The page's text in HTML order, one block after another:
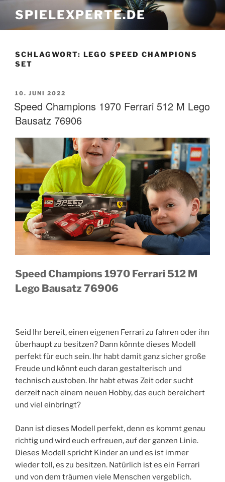
Inhalt
springen
SPIELEXPERTE.DE
SCHLAGWORT: LEGO SPEED CHAMPIONS
SET
VERÖFFENTLICHT
AM
10. JUNI 2022
Speed Champions 1970 Ferrari 512 M Lego
Bausatz 76906
Speed Champions 1970 Ferrari 512 M
Lego Bausatz 76906
Seid Ihr bereit, einen eigenen Ferrari zu fahren oder ihn
überhaupt zu besitzen? Dann könnte dieses Modell
perfekt für euch sein. Ihr habt damit ganz sicher große
Freude und könnt euch daran gestalterisch und
technisch austoben. Ihr habt etwas Zeit oder sucht
derzeit nach einem neuen Hobby, das euch bereichert
und viel einbringt?
Dann ist dieses Modell perfekt, denn es kommt genau
richtig und wird euch erfreuen, auf der ganzen Linie.
Dieses Modell spricht Kinder an und es ist immer
wieder toll, es zu besitzen. Natürlich ist es ein Ferrari
und von dem träumen viele Menschen vergeblich.